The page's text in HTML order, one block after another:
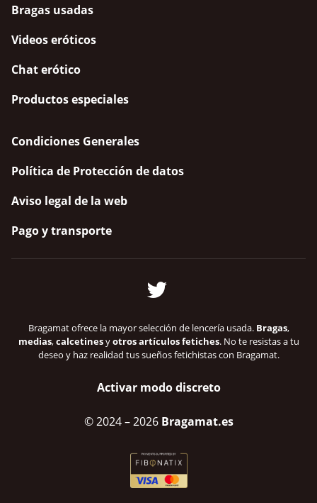
Bragas usadas
Videos eróticos
Chat erótico
Productos especiales
Condiciones Generales
Política de Protección de datos
Aviso legal de la web
Pago y transporte
Bragamat ofrece la mayor selección de lencería usada. Bragas,
medias,calcetinesyotros artículos fetiches. No te resistas a tu
deseo y haz realidad tus sueños fetichistas con Bragamat.
Activar modo discreto
© 2024– 2026 Bragamat.es